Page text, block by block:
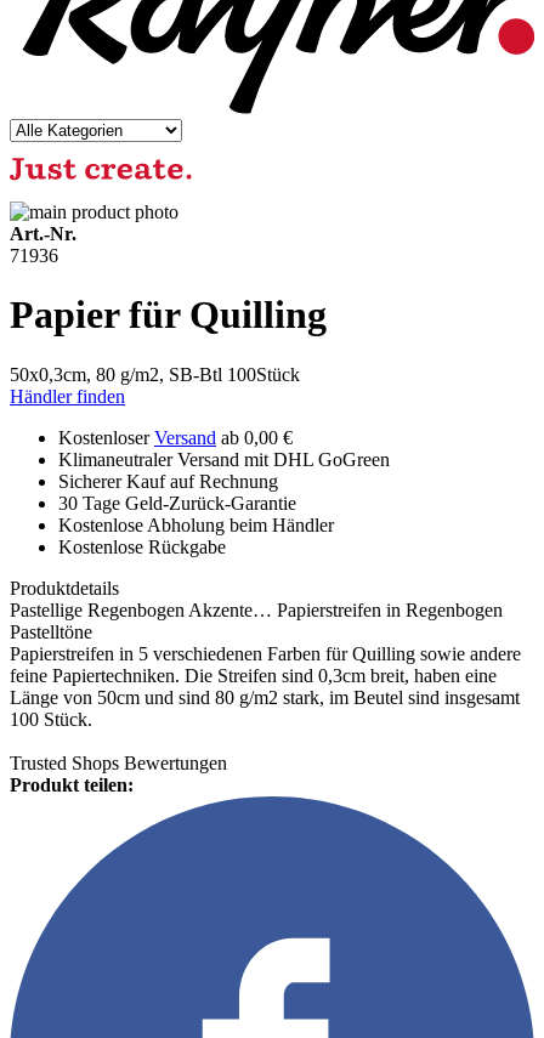
Art.-Nr.
71936
Papier für Quilling
50x0,3cm, 80 g/m2, SB-Btl 100Stück
Händler finden
KostenloserVersand ab 0,00 €
Klimaneutraler Versand mit DHL GoGreen
Sicherer Kauf auf Rechnung
30 Tage Geld-Zurück-Garantie
Kostenlose Abholung beim Händler
Kostenlose Rückgabe
Produktdetails
Pastellige Regenbogen Akzente… Papierstreifen in Regenbogen
Pastelltöne
Papierstreifen in 5 verschiedenen Farben für Quilling sowie andere
feine Papiertechniken. Die Streifen sind 0,3cm breit, haben eine
Länge von 50cm und sind 80 g/m2 stark, im Beutel sind insgesamt
100 Stück.
Trusted Shops Bewertungen
Produkt teilen: